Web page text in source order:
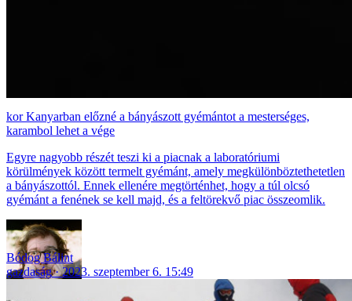
Kanyarban előzné a bányászott gyémántot a mesterséges,
karambol lehet a vége
Egyre nagyobb részét teszi ki a piacnak a laboratóriumi
körülmények között termelt gyémánt, amely megkülönböztethetetlen
a bányászottól. Ennek ellenére megtörténhet, hogy a túl olcsó
gyémánt a fenének se kell majd, és a feltörekvő piac összeomlik.
Bódog Bálint
gazdaság
2023. szeptember 6. 15:49